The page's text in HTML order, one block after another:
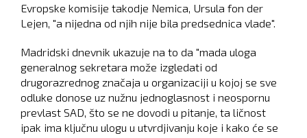
Evropske komisije takodje Nemica, Ursula fon der
Lejen, "a nijedna od njih nije bila predsednica vlade".
Madridski dnevnik ukazuje na to da "mada uloga
generalnog sekretara može izgledati od
drugorazrednog značaja u organizaciji u kojoj se sve
odluke donose uz nužnu jednoglasnost i neospornu
prevlast SAD, što se ne dovodi u pitanje, ta ličnost
ipak ima ključnu ulogu u utvrdjivanju koje i kako će se